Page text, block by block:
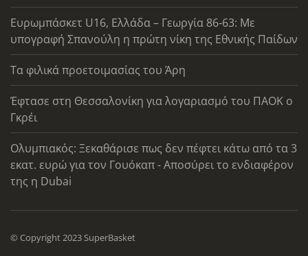
Ευρωμπάσκετ U16, Ελλάδα – Γεωργία 86-63: Με
υπογραφή Σπανούλη η πρώτη νίκη της Εθνικής Παίδων
Τα φιλικά προετοιμασίας του Άρη
Έφτασε στη Θεσσαλονίκη για λογαριασμό του ΠΑΟΚ ο
Γκρέι
Ολυμπιακός: Ξεκαθάρισε πως δεν πέφτει κάτω από τα 3
εκατ. ευρώ για τον Γουόκαπ - Αποσύρει το ενδιαφέρον
της η Dubai
© Copyright 2023 SuperBasket